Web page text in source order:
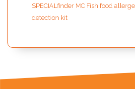
SPECIALfinder MC Fish food
detection kit